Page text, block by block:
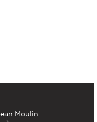
Moulin